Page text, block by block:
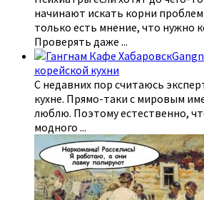
начинают искать корни
только есть мнение, что нужно
Проверять даже ...
корейской кухни
С недавних пор считаюсь
кухне. Прямо-таки с мировым
люблю. Поэтому естественно,
модного ...